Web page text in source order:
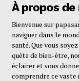
À propos de
Bienvenue sur
naviguer dans le
santé. Que vous
quête de bien-être,
éclairer et vous
comprendre ce vaste